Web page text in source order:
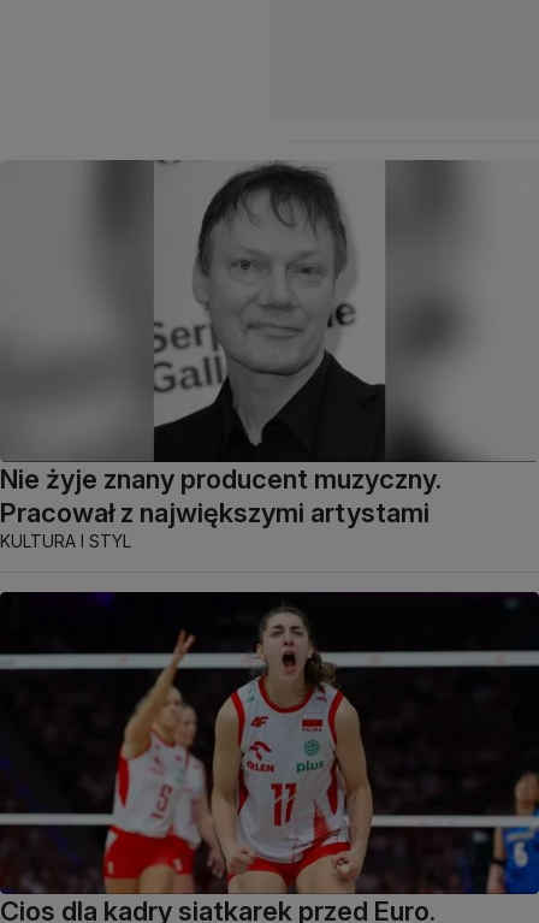
Nie żyje znany producent muzyczny.
Pracował z największymi artystami
KULTURA I STYL
Cios dla kadry siatkarek przed Euro.